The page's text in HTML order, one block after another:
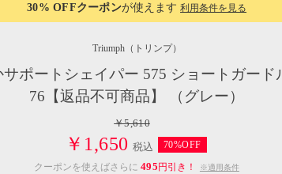
30% OFFクーポンが使えます 利用条件を見る
Triumph（トリンプ）
サポートシェイパー 575 ショートガード
76【返品不可商品】 （グレー）
￥5,610
￥1,650 税込
70%OFF
クーポンを使えばさらに495円引き！ ※適用条件